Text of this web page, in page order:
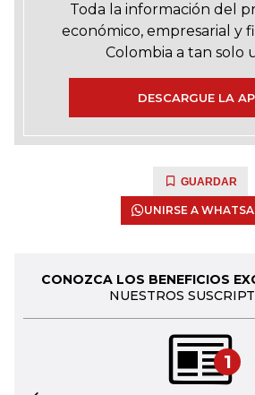
Toda la información del
económico, empresarial y
Colombia a tan solo
DESCARGUE LA
GUARDAR
UNIRSE A
CONOZCA LOS BENEFICIOS
NUESTROS
1